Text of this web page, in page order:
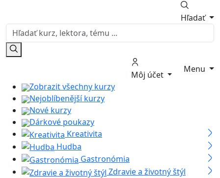
Hľadať
Môj účet
Menu
Zobrazit všechny kurzy
Nejoblíbenější kurzy
Nové kurzy
Dárkové poukazy
Kreativita
Hudba
Gastronómia
Zdravie a životný štýl